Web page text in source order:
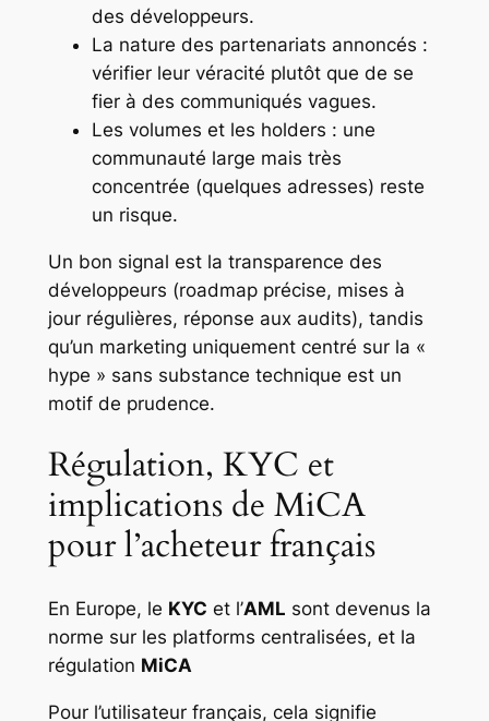
des développeurs.
La nature des partenariats annoncés :
vérifier leur véracité plutôt que de se
fier à des communiqués vagues.
Les volumes et les holders : une
communauté large mais très
concentrée (quelques adresses) reste
un risque.
Un bon signal est la transparence des
développeurs (roadmap précise, mises à
jour régulières, réponse aux audits), tandis
qu’un marketing uniquement centré sur la «
hype » sans substance technique est un
motif de prudence.
Régulation, KYC et
implications de MiCA
pour l’acheteur français
En Europe, le KYC et l’AML sont devenus la
norme sur les platforms centralisées, et la
régulation MiCA
Pour l’utilisateur français, cela signifie